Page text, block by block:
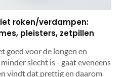
roken/verdampen:
pleisters, zetpillen
goed voor de longen en
slecht is - gaat eveneens
vindt dat prettig en daarom